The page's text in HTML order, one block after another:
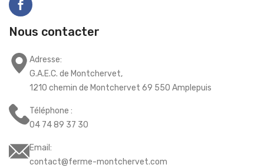
Nous contacter
Adresse:
G.A.E.C. de Montchervet,
1210 chemin de Montchervet 69 550 Amplepuis
Téléphone :
04 74 89 37 30
Email:
contact@ferme-montchervet.com